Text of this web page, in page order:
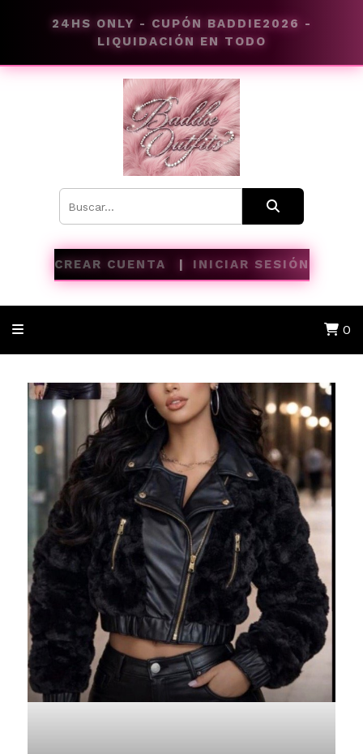
24HS ONLY - CUPÓN BADDIE2026 -
LIQUIDACIÓN EN TODO
CREAR CUENTA INICIAR SESIÓN
0